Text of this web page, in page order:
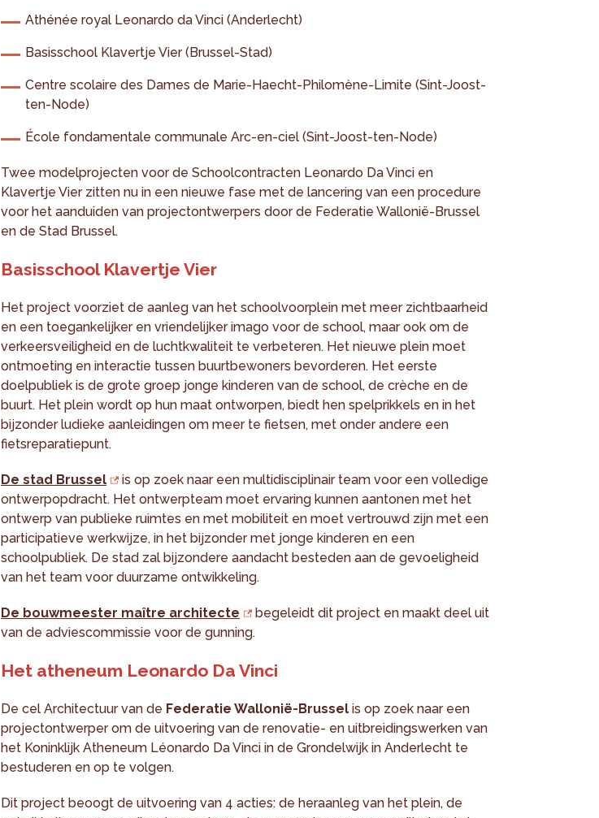
Athénée royal Leonardo da Vinci (Anderlecht)
Basisschool Klavertje Vier (Brussel-Stad)
Centre scolaire des Dames de Marie-Haecht-Philomène-Limite (Sint-Joost-
ten-Node)
École fondamentale communale Arc-en-ciel (Sint-Joost-ten-Node)
Twee modelprojecten voor de Schoolcontracten Leonardo Da Vinci en
Klavertje Vier zitten nu in een nieuwe fase met de lancering van een procedure
voor het aanduiden van projectontwerpers door de Federatie Wallonië-Brussel
en de Stad Brussel.
Basisschool Klavertje Vier
Het project voorziet de aanleg van het schoolvoorplein met meer zichtbaarheid
en een toegankelijker en vriendelijker imago voor de school, maar ook om de
verkeersveiligheid en de luchtkwaliteit te verbeteren. Het nieuwe plein moet
ontmoeting en interactie tussen buurtbewoners bevorderen. Het eerste
doelpubliek is de grote groep jonge kinderen van de school, de crèche en de
buurt. Het plein wordt op hun maat ontworpen, biedt hen spelprikkels en in het
bijzonder ludieke aanleidingen om meer te fietsen, met onder andere een
fietsreparatiepunt.
De stad Brussel
is op zoek naar een multidisciplinair team voor een volledige
ontwerpopdracht. Het ontwerpteam moet ervaring kunnen aantonen met het
ontwerp van publieke ruimtes en met mobiliteit en moet vertrouwd zijn met een
participatieve werkwijze, in het bijzonder met jonge kinderen en een
schoolpubliek. De stad zal bijzondere aandacht besteden aan de gevoeligheid
van het team voor duurzame ontwikkeling.
De bouwmeester maître architecte
begeleidt dit project en maakt deel uit
van de adviescommissie voor de gunning.
Het atheneum Leonardo Da Vinci
De cel Architectuur van de Federatie Wallonië-Brussel is op zoek naar een
projectontwerper om de uitvoering van de renovatie- en uitbreidingswerken van
het Koninklijk Atheneum Léonardo Da Vinci in de Grondelwijk in Anderlecht te
bestuderen en op te volgen.
Dit project beoogt de uitvoering van 4 acties: de heraanleg van het plein, de